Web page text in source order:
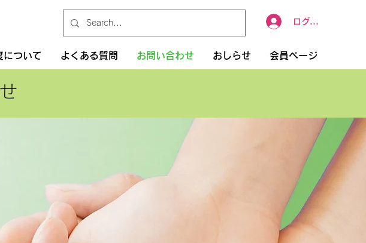
ログイン
について よくある質問 お問い合わせ おしらせ 会員ページ